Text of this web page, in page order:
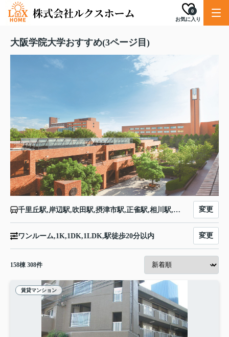
お気に入り
0
大阪学院大学おすすめ(3ページ目)
千里丘駅,岸辺駅,吹田駅,摂津市駅,正雀駅,相川駅,上新庄駅 変更
ワンルーム,1K,1DK,1LDK,駅徒歩20分以内 変更
158棟 308件
賃貸マンション